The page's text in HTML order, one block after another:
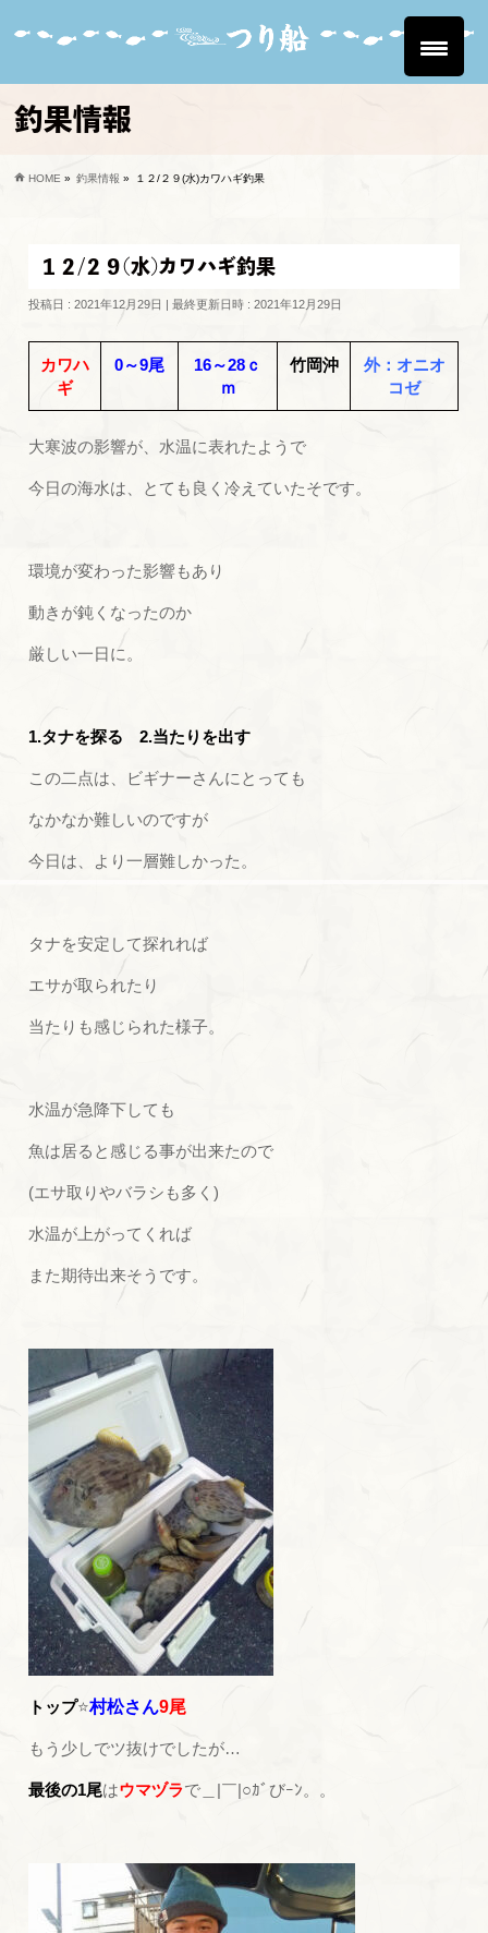
釣果情報
HOME » 釣果情報 » １２/２９(水)カワハギ釣果
１２/２９(水)カワハギ釣果
投稿日 : 2021年12月29日 最終更新日時 : 2021年12月29日
カワハ
ギ
0～9尾
16～28ｃ
ｍ
竹岡沖
外：オニオ
コゼ
大寒波の影響が、水温に表れたようで
今日の海水は、とても良く冷えていたそです。
環境が変わった影響もあり
動きが鈍くなったのか
厳しい一日に。
1.タナを探る 2.当たりを出す
この二点は、ビギナーさんにとっても
なかなか難しいのですが
今日は、より一層難しかった。
タナを安定して探れれば
エサが取られたり
当たりも感じられた様子。
水温が急降下しても
魚は居ると感じる事が出来たので
(エサ取りやバラシも多く)
水温が上がってくれば
また期待出来そうです。
トップ⭐村松さん9尾
もう少しでツ抜けでしたが…
最後の1尾はウマヅラで＿|￣|○ｶﾞびｰﾝ。。